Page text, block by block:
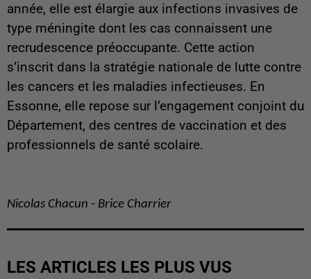
année, elle est élargie aux infections invasives de
type méningite dont les cas connaissent une
recrudescence préoccupante. Cette action
s’inscrit dans la stratégie nationale de lutte contre
les cancers et les maladies infectieuses. En
Essonne, elle repose sur l’engagement conjoint du
Département, des centres de vaccination et des
professionnels de santé scolaire.
Nicolas Chacun - Brice Charrier
LES ARTICLES LES PLUS VUS